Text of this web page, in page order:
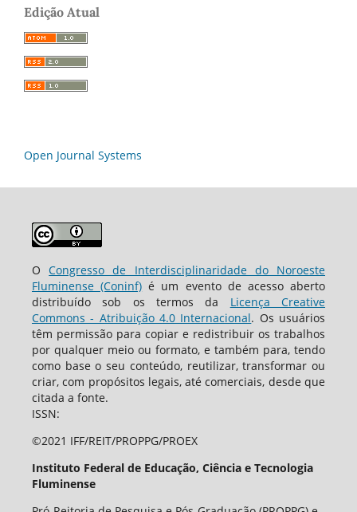
Edição Atual
Open Journal Systems
OCongresso de Interdisciplinaridade do Noroeste
Fluminense (Coninf) é um evento de acesso aberto
distribuído sob os termos da Licença Creative
Commons - Atribuição 4.0 Internacional. Os usuários
têm permissão para copiar e redistribuir os trabalhos
por qualquer meio ou formato, e também para, tendo
como base o seu conteúdo, reutilizar, transformar ou
criar, com propósitos legais, até comerciais, desde que
citada a fonte.
ISSN:
©2021 IFF/REIT/PROPPG/PROEX
Instituto Federal de Educação, Ciência e Tecnologia
Fluminense